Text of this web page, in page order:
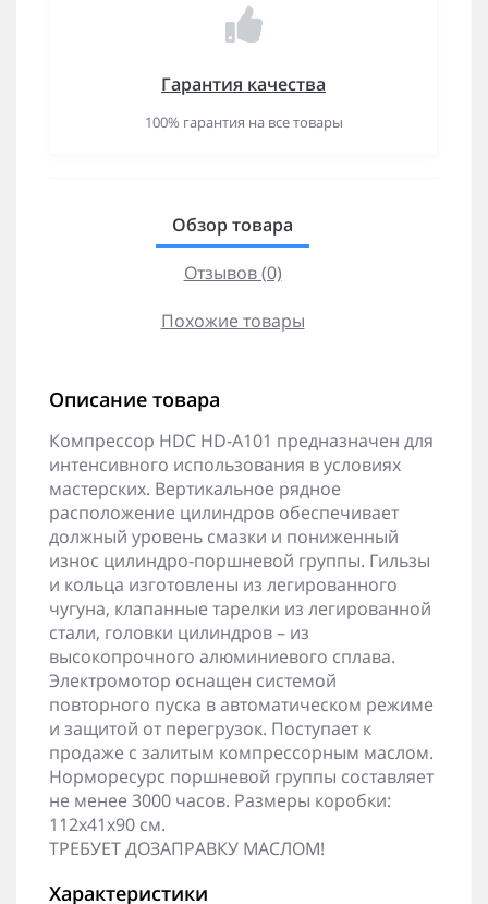
Гарантия качества
100% гарантия на все товары
Обзор товара
Отзывов (0)
Похожие товары
Описание товара
Компрессор HDC HD-A101 предназначен для
интенсивного использования в условиях
мастерских. Вертикальное рядное
расположение цилиндров обеспечивает
должный уровень смазки и пониженный
износ цилиндро-поршневой группы. Гильзы
и кольца изготовлены из легированного
чугуна, клапанные тарелки из легированной
стали, головки цилиндров – из
высокопрочного алюминиевого сплава.
Электромотор оснащен системой
повторного пуска в автоматическом режиме
и защитой от перегрузок. Поступает к
продаже с залитым компрессорным маслом.
Норморесурс поршневой группы составляет
не менее 3000 часов. Размеры коробки:
112х41х90 см.
ТРЕБУЕТ ДОЗАПРАВКУ МАСЛОМ!
Характеристики